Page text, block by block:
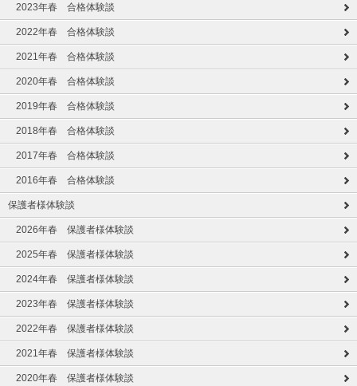
2023年春 合格体験談
2022年春 合格体験談
2021年春 合格体験談
2020年春 合格体験談
2019年春 合格体験談
2018年春 合格体験談
2017年春 合格体験談
2016年春 合格体験談
保護者様体験談
2026年春 保護者様体験談
2025年春 保護者様体験談
2024年春 保護者様体験談
2023年春 保護者様体験談
2022年春 保護者様体験談
2021年春 保護者様体験談
2020年春 保護者様体験談